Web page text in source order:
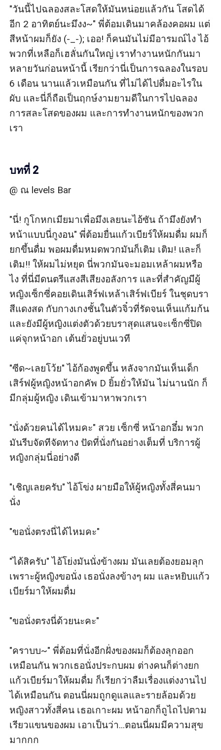
"วันนี้ไปฉลองสละโสดให้มันหน่อยแล้วกัน โสดได้
อีก 2 อาทิตย์นะมึงง~" พี่ต้อมเดินมาคล้องคอผม แต่
สีหน้าผมก็ยัง (-_-); เออ! ก็คนมันไม่มีอารมณ์ไง ไอ้
พวกที่เหลือก็เฮลั่นกันใหญ่ เราทำงานหนักกันมา
หลายวันก่อนหน้านี้ เรียกว่านี่เป็นการฉลองในรอบ
6 เดือน นานแล้วเหมือนกัน ที่ไม่ได้ไปดื่มอะไรใน
ผับ และนี่ก็ถือเป็นฤกษ์งามยามดีในการไปฉลอง
การสละโสดของผม และการทำงานหนักของพวก
เรา
บทที่ 2
@ ณ levels Bar
"นี่! กูโกหกเมียมาเพื่อมึงเลยนะไอ้ซัน ถ้ามึงยังทำ
หน้าแบบนี่กูงอน" พี่ต้อมยื่นแก้วเบียร์ให้ผมดื่ม ผมก็
ยกขึ้นดื่ม พอผมดื่มหมดพวกมันก็เติม เติม! และก็
เติม!! ให้ผมไม่หยุด นี่พวกมันจะมอมเหล้าผมหรือ
ไง ที่นี่มีดนตรีแสงสีเสียงอลังการ และที่สำคัญมีผู้
หญิงเซ็กซี่คอยเดินเสิร์ฟเหล้าเสิร์ฟเบียร์ ในชุดบรา
สีแดงสด กับกางเกงชั้นในตัวจิ๋วที่รัดจนเห็นแก้มก้น
และยังมีผู้หญิงแต่งตัวด้วยบราสุดแสนจะเซ็กซี่ปิด
แค่จุกหน้าอก เต้นยั่วอยู่บนเวที
"ซีด~เลยโว้ย" ไอ้ก้องพูดขึ้น หลังจากมันเห็นเด็ก
เสิร์ฟผู้หญิงหน้าอกคัพ D ยิ้มยั่วให้มัน ไม่นานนัก ก็
มีกลุ่มผู้หญิง เดินเข้ามาหาพวกเรา
"นั่งด้วยคนได้ไหมคะ" สวย เซ็กซี่ หน้าอกอึ๋ม พวก
มันรีบจัดทีจัดทาง ปัดที่นั่งกันอย่างเต็มที่ บริการผู้
หญิงกลุ่มนี่อย่างดี
"เชิญเลยครับ" ไอ้โข่ง ผายมือให้ผู้หญิงทั้งสี่คนมา
นั่ง
"ขอนั่งตรงนี่ได้ไหมคะ"
"ได้สิครับ" ไอ้โย่งมันนั่งข้างผม มันเลยต้องยอมลุก
เพราะผู้หญิงขอนั่ง เธอนั่งลงข้างๆ ผม และหยิบแก้ว
เบียร์มาให้ผมดื่ม
"ขอนั่งตรงนี่ด้วยนะคะ"
"คราบบ~" พี่ต้อมที่นั่งอีกฝั่งของผมก็ต้องลุกออก
เหมือนกัน พวกเธอนั่งประกบผม ต่างคนก็ต่างยก
แก้วเบียร์มาให้ผมดื่ม ก็เรียกว่าลืมเรื่องแต่งงานไป
ได้เหมือนกัน ตอนนี่ผมถูกดูแลและรายล้อมด้วย
หญิงสาวทั้งสี่คน เธอเกาะผม หน้าอกก็ถูไถไปตาม
เรียวแขนของผม เอาเป็นว่า...ตอนนี่ผมมีความสุข
มากกก